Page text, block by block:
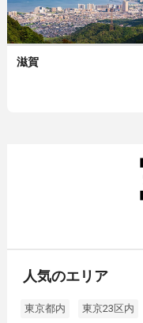
滋賀
人気のエリア
東京都内 東京23区内